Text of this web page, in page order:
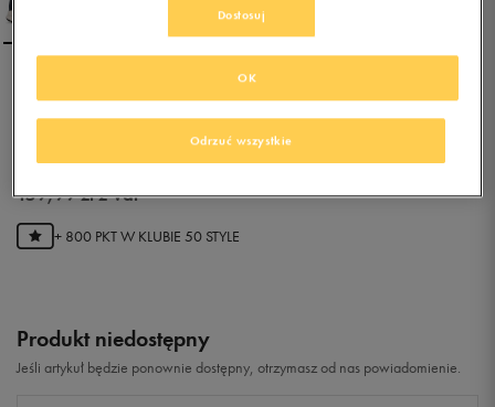
NIKE HOODLAND SUEDE
0.0(0)
159,99złz Vat
+ 800 PKT W KLUBIE 50 STYLE
Produkt niedostępny
Jeśli artykuł będzie ponownie dostępny, otrzymasz od nas powiadomienie.
Dostosuj
Odrzuć wszystkie
OK